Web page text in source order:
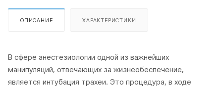
ОПИСАНИЕ ХАРАКТЕРИСТИКИ
В сфере анестезиологии одной из важнейших
манипуляций, отвечающих за жизнеобеспечение,
является интубация трахеи. Это процедура, в ходе